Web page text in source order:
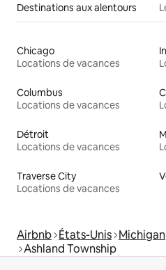
Destinations aux alentours
Chicago
Locations de vacances
Columbus
Locations de vacances
Détroit
Locations de vacances
Traverse City
Locations de vacances
Airbnb États-Unis Michigan
Ashland Township